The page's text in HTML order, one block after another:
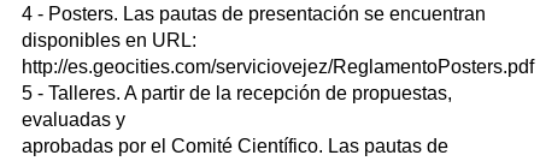
4 - Posters. Las pautas de presentación se encuentran
disponibles en URL:
http://es.geocities.com/serviciovejez/ReglamentoPosters.pdf
5 - Talleres. A partir de la recepción de propuestas,
evaluadas y
aprobadas por el Comité Científico. Las pautas de